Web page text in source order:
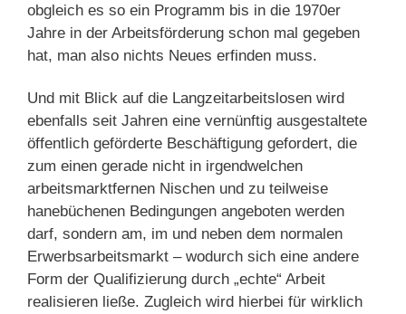
obgleich es so ein Programm bis in die 1970er
Jahre in der Arbeitsförderung schon mal gegeben
hat, man also nichts Neues erfinden muss.
Und mit Blick auf die Langzeitarbeitslosen wird
ebenfalls seit Jahren eine vernünftig ausgestaltete
öffentlich geförderte Beschäftigung gefordert, die
zum einen gerade nicht in irgendwelchen
arbeitsmarktfernen Nischen und zu teilweise
hanebüchenen Bedingungen angeboten werden
darf, sondern am, im und neben dem normalen
Erwerbsarbeitsmarkt – wodurch sich eine andere
Form der Qualifizierung durch „echte“ Arbeit
realisieren ließe. Zugleich wird hierbei für wirklich